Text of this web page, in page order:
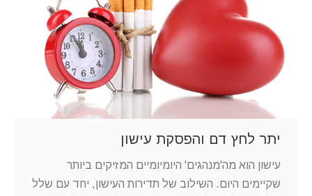
יתר לחץ דם והפסקת עישון
עישון הוא מה'מנהגים' היומיומיים המזיקים ביותר
שקיימים היום. השילוב של תדירות העישון, יחד עם שלל